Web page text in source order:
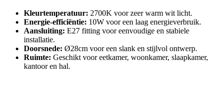
Kleurtemperatuur: 2700K voor zeer warm wit licht.
Energie-efficiëntie: 10W voor een laag energieverbruik.
Aansluiting: E27 fitting voor eenvoudige en stabiele
installatie.
Doorsnede: Ø28cm voor een slank en stijlvol ontwerp.
Ruimte: Geschikt voor eetkamer, woonkamer, slaapkamer,
kantoor en hal.